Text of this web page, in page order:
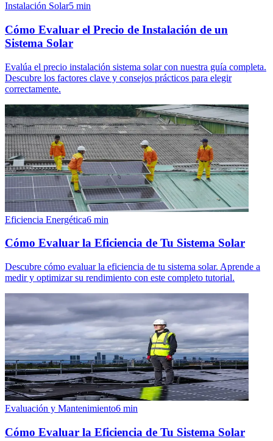
Instalación Solar5 min
Cómo Evaluar el Precio de Instalación de un
Sistema Solar
Evalúa el precio instalación sistema solar con nuestra guía completa.
Descubre los factores clave y consejos prácticos para elegir
correctamente.
Eficiencia Energética6 min
Cómo Evaluar la Eficiencia de Tu Sistema Solar
Descubre cómo evaluar la eficiencia de tu sistema solar. Aprende a
medir y optimizar su rendimiento con este completo tutorial.
Evaluación y Mantenimiento6 min
Cómo Evaluar la Eficiencia de Tu Sistema Solar